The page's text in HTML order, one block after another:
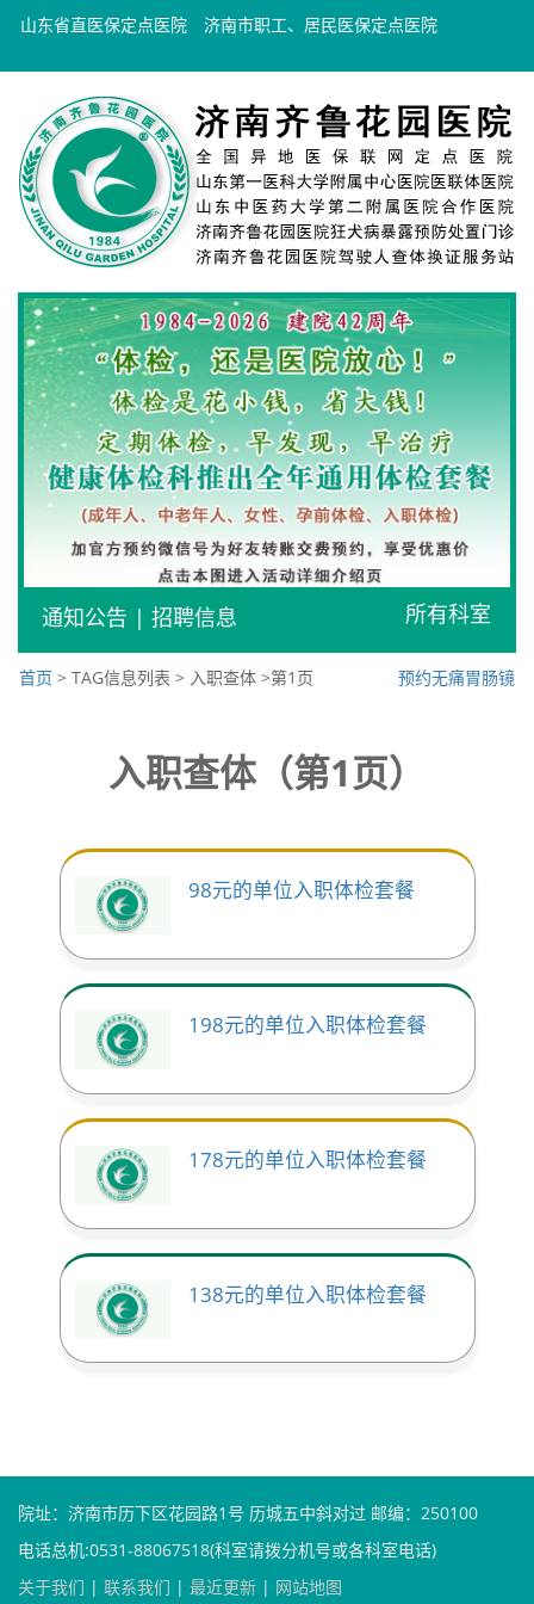
山东省直医保定点医院 济南市职工、居民医保定点医院
所有科室
通知公告 | 招聘信息
首页 > TAG信息列表 > 入职查体 >第1页 预约无痛胃肠镜
入职查体（第1页）
98元的单位入职体检套餐
198元的单位入职体检套餐
178元的单位入职体检套餐
138元的单位入职体检套餐
院址：济南市历下区花园路1号 历城五中斜对过 邮编：250100
电话总机:0531-88067518(科室请拨分机号或各科室电话)
关于我们 | 联系我们 | 最近更新 | 网站地图